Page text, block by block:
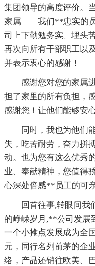
集团领导的高度评价。
家属——我们**忠实的员
司上下勤勉务实、埋头
再次向所有干部职工以
并表示衷心的感谢！
感谢您对您的家属
担了家里的所有负担，
感谢您！让他们能够安
同时，我也为他们
失，吃苦耐劳，奋力拼
动。也为您有这么优秀
业、奉献精神，您值得
心深处倍感**员工的可
回首往事,转眼间我
的峥嵘岁月,**公司发展
一个小摊点发展成为全
元，同行名列前茅的企
络，产品还销往欧美、